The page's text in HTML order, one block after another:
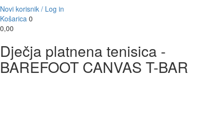
Novi korisnik / Log in
Košarica 0
0,00
Dječja platnena tenisica -
BAREFOOT CANVAS T-BAR